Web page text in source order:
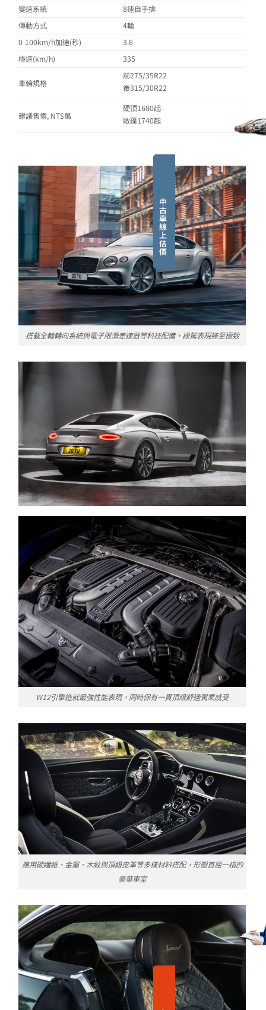
中
古
車
線
上
估
價
變速系統
8速自手排
傳動方式
4輪
0-100km/h加速(秒)
3.6
極速(km/h)
335
車輪規格
前275/35R22
後315/30R22
建議售價, NT$萬
硬頂1680起
敞篷1740起
搭載全輪轉向系統與電子限滑差速器等科技配備，操駕表現臻至極致
W12引擎造就最強性能表現，同時保有一貫頂級舒適駕乘感受
應用碳纖維、金屬、木紋與頂級皮革等多樣材料搭配，形塑首屈一指的
豪華車室